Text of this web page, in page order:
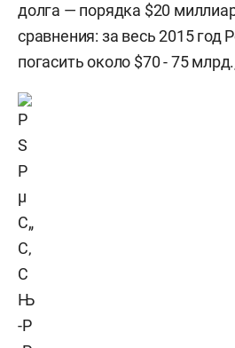
долга — порядка $20
сравнения: за весь 2015 год
погасить около $70 - 75